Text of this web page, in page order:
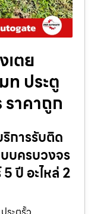
เตย
ท ประตู
าคาถูก
ริการรับติด
บครบวงจร
ปี อะไหล่ 2